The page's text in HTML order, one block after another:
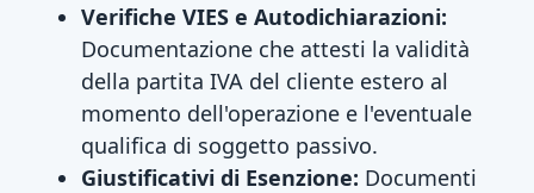
Verifiche VIES e Autodichiarazioni:
Documentazione che attesti la validità
della partita IVA del cliente estero al
momento dell'operazione e l'eventuale
qualifica di soggetto passivo.
Giustificativi di Esenzione: Documenti